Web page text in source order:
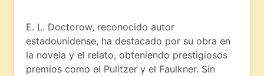
E. L. Doctorow, reconocido autor
estadounidense, ha destacado por su obra en
la novela y el relato, obteniendo prestigiosos
premios como el Pulitzer y el Faulkner. Sin